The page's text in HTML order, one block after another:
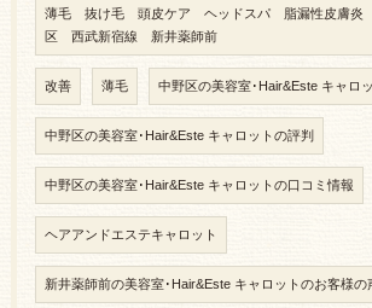
薄毛 抜け毛 頭皮ケア ヘッドスパ 脂漏性皮膚
区 西武新宿線 新井薬師前
改善 薄毛 中野区の美容室･Hair&Este キャロ
中野区の美容室･Hair&Este キャロットの評判
中野区の美容室･Hair&Este キャロットの口コミ情報
ヘアアンドエステキャロット
新井薬師前の美容室･Hair&Este キャロットのお客様の